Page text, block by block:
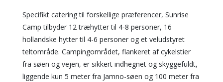
Specifikt catering til forskellige præferencer, Sunrise
Camp tilbyder 12 træhytter til 4-8 personer, 16
hollandske hytter til 4-6 personer og et veludstyret
teltområde. Campingområdet, flankeret af cykelstier
fra søen og vejen, er sikkert indhegnet og skyggefuldt,
liggende kun 5 meter fra Jamno-søen og 100 meter fra